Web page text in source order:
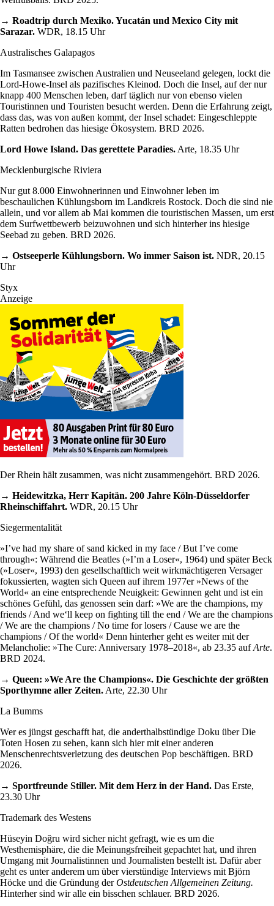
→ Roadtrip durch Mexiko. Yucatán und Mexico City mit
Sarazar. WDR, 18.15 Uhr
Australisches Galapagos
Im Tasmansee zwischen Australien und Neuseeland gelegen, lockt die
Lord-Howe-Insel als pazifisches Kleinod. Doch die Insel, auf der nur
knapp 400 Menschen leben, darf täglich nur von ebenso vielen
Touristinnen und Touristen besucht werden. Denn die Erfahrung zeigt,
dass das, was von außen kommt, der Insel schadet: Eingeschleppte
Ratten bedrohen das hiesige Ökosystem. BRD 2026.
Lord Howe Island. Das gerettete Paradies. Arte, 18.35 Uhr
Mecklenburgische Riviera
Nur gut 8.000 Einwohnerinnen und Einwohner leben im
beschaulichen Kühlungsborn im Landkreis Rostock. Doch die sind nie
allein, und vor allem ab Mai kommen die touristischen Massen, um erst
dem Surfwettbewerb beizuwohnen und sich hinterher ins hiesige
Seebad zu geben. BRD 2026.
→ Ostseeperle Kühlungsborn. Wo immer Saison ist. NDR, 20.15
Uhr
Styx
Anzeige
Der Rhein hält zusammen, was nicht zusammengehört. BRD 2026.
→ Heidewitzka, Herr Kapitän. 200 Jahre Köln-Düsseldorfer
Rheinschiffahrt. WDR, 20.15 Uhr
Siegermentalität
»I’ve had my share of sand kicked in my face / But I’ve come
through«: Während die Beatles (»I’m a Loser«, 1964) und später Beck
(»Loser«, 1993) den gesellschaftlich weit wirkmächtigeren Versager
fokussierten, wagten sich Queen auf ihrem 1977er »News of the
World« an eine entsprechende Neuigkeit: Gewinnen geht und ist ein
schönes Gefühl, das genossen sein darf: »We are the champions, my
friends / And we‘ll keep on fighting till the end / We are the champions
/ We are the champions / No time for losers / Cause we are the
champions / Of the world« Denn hinterher geht es weiter mit der
Melancholie: »The Cure: Anniversary 1978–2018«, ab 23.35 aufArte.
BRD 2024.
→ Queen: »We Are the Champions«. Die Geschichte der größten
Sporthymne aller Zeiten. Arte, 22.30 Uhr
La Bumms
Wer es jüngst geschafft hat, die anderthalbstündige Doku über Die
Toten Hosen zu sehen, kann sich hier mit einer anderen
Menschenrechtsverletzung des deutschen Pop beschäftigen. BRD
2026.
→ Sportfreunde Stiller. Mit dem Herz in der Hand. Das Erste,
23.30 Uhr
Trademark des Westens
Hüseyin Doğru wird sicher nicht gefragt, wie es um die
Westhemisphäre, die die Meinungsfreiheit gepachtet hat, und ihren
Umgang mit Journalistinnen und Journalisten bestellt ist. Dafür aber
geht es unter anderem um über vierstündige Interviews mit Björn
Höcke und die Gründung derOstdeutschen Allgemeinen Zeitung.
Hinterher sind wir alle ein bisschen schlauer. BRD 2026.